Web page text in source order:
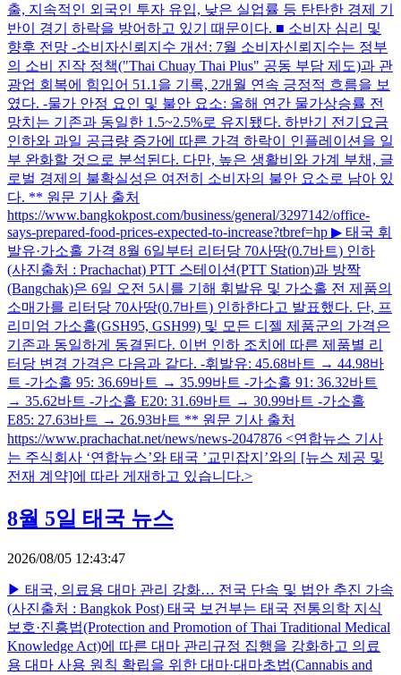
출, 지속적인 외국인 투자 유입, 낮은 실업률 등 탄탄한 경제 기
반이 경기 하락을 방어하고 있기 때문이다. ■ 소비자 심리 및
향후 전망 -소비자신뢰지수 개선: 7월 소비자신뢰지수는 정부
의 소비 진작 정책("Thai Chuay Thai Plus" 공동 부담 제도)과 관
광업 회복에 힘입어 51.1을 기록, 2개월 연속 긍정적 흐름을 보
였다. -물가 안정 요인 및 불안 요소: 올해 연간 물가상승률 전
망치는 기존과 동일한 1.5~2.5%로 유지됐다. 하반기 전기요금
인하와 과일 공급량 증가에 따른 가격 하락이 인플레이션을 일
부 완화할 것으로 분석된다. 다만, 높은 생활비와 가계 부채, 글
로벌 경제의 불확실성은 여전히 소비자의 불안 요소로 남아 있
다. ** 원문 기사 출처
https://www.bangkokpost.com/business/general/3297142/office-
says-prepared-food-prices-expected-to-increase?tbref=hp ▶ 태국 휘
발유·가소홀 가격 8월 6일부터 리터당 70사땅(0.7바트) 인하
(사진출처 : Prachachat) PTT 스테이션(PTT Station)과 방짝
(Bangchak)은 6일 오전 5시를 기해 휘발유 및 가소홀 전 제품의
소매가를 리터당 70사땅(0.7바트) 인하한다고 발표했다. 단, 프
리미엄 가소홀(GSH95, GSH99) 및 모든 디젤 제품군의 가격은
기존과 동일하게 동결된다. 이번 인하 조치에 따른 제품별 리
터당 변경 가격은 다음과 같다. -휘발유: 45.68바트 → 44.98바
트 -가소홀 95: 36.69바트 → 35.99바트 -가소홀 91: 36.32바트
→ 35.62바트 -가소홀 E20: 31.69바트 → 30.99바트 -가소홀
E85: 27.63바트 → 26.93바트 ** 원문 기사 출처
https://www.prachachat.net/news/news-2047876 <연합뉴스 기사
는 주식회사 ‘연합뉴스’와 태국 ’교민잡지’와의 [뉴스 제공 및
전재 계약]에 따라 게재하고 있습니다.>
8월 5일 태국 뉴스
2026/08/05 12:43:47
▶ 태국, 의료용 대마 관리 강화… 전국 단속 및 법안 추진 가속
(사진출처 : Bangkok Post) 태국 보건부는 태국 전통의학 지식
보호·진흥법(Protection and Promotion of Thai Traditional Medical
Knowledge Act)에 따른 대마 관리규정 집행을 강화하고 의료
용 대마 사용 원칙 확립을 위한 대마·대마초법(Cannabis and